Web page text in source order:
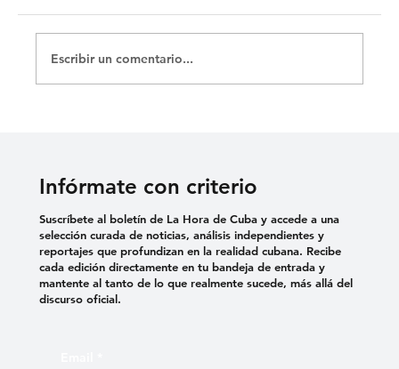
Escribir un comentario...
Infórmate con criterio
Suscríbete al boletín de La Hora de Cuba y accede a una
selección curada de noticias, análisis independientes y
reportajes que profundizan en la realidad cubana. Recibe
cada edición directamente en tu bandeja de entrada y
mantente al tanto de lo que realmente sucede, más allá del
discurso oficial.